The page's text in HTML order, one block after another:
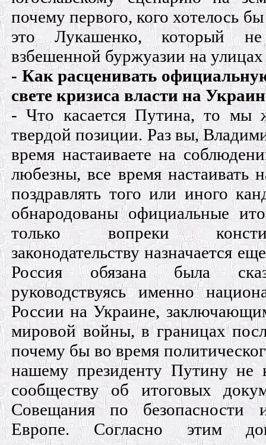
почему первого, кого хотелось
это Лукашенко, который не
взбешенной буржуазии на
- Как расценивать
свете кризиса власти на
- Что касается Путина, то мы
твердой позиции. Раз вы,
время настаиваете на
любезны, все время настаивать
поздравлять того или иного
обнародованы официальные
только вопреки
законодательству назначается
Россия обязана была
руководствуясь именно
России на Украине,
мировой войны, в границах
почему бы во время
нашему президенту Путину не
сообществу об итоговых
Совещания по безопасности
Европе. Согласно этим